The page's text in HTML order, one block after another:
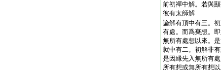
前初禪中解。若與
彼有太師解
論解有頂中有三。
有處。而爲棄想。
無所有處想以來。
就中有二。初解非
是因縁先入無所有
所有想或無所有想